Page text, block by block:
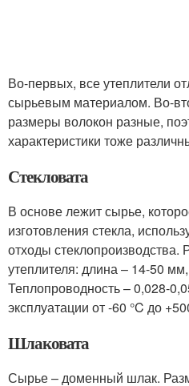
Во-первых, все утеплители
сырьевым материалом. Во-
размеры волокон разные,
характеристики тоже
Стекловата
В основе лежит сырье,
изготовления стекла,
отходы стеклопроизводства.
утеплителя: длина – 14-50
Теплопроводность – 0,028-
эксплуатации от -60 °C до
Шлаковата
Сырье – доменный шлак.